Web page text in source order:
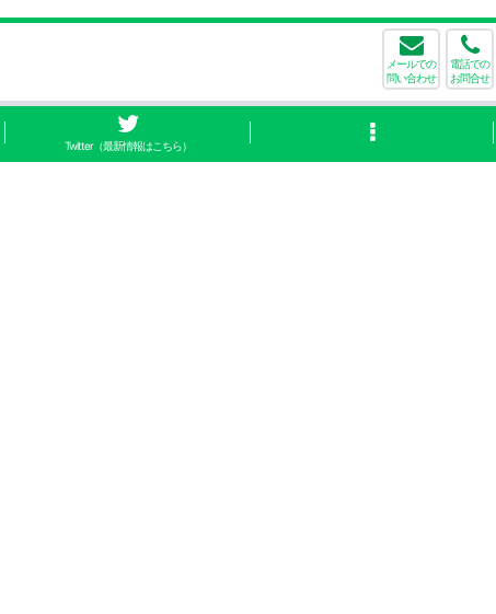
メールでの
問い合わせ
電話での
お問合せ
Twitter（最新情報はこちら）